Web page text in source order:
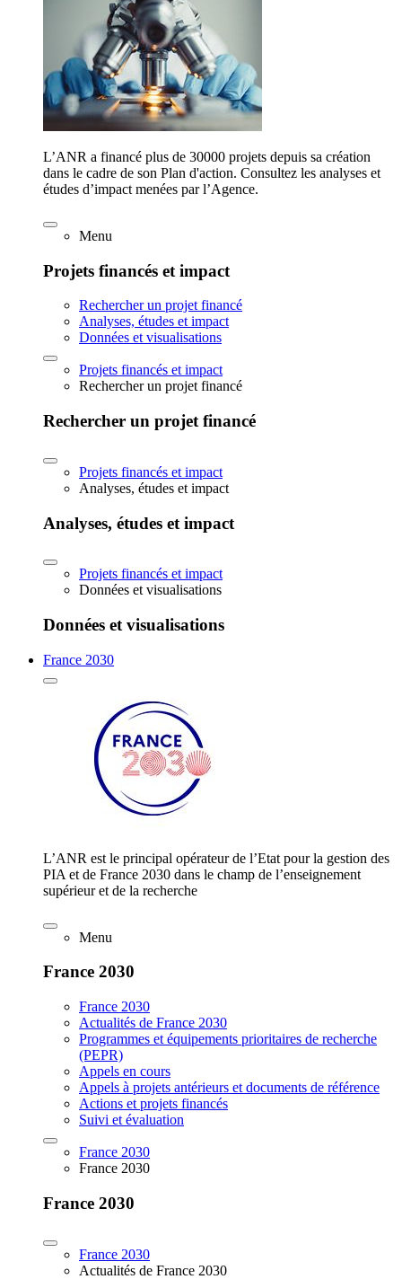
L’ANR a financé plus de 30000 projets depuis sa création
dans le cadre de son Plan d'action. Consultez les analyses et
études d’impact menées par l’Agence.
Menu
Projets financés et impact
Rechercher un projet financé
Analyses, études et impact
Données et visualisations
Projets financés et impact
Rechercher un projet financé
Rechercher un projet financé
Projets financés et impact
Analyses, études et impact
Analyses, études et impact
Projets financés et impact
Données et visualisations
Données et visualisations
France 2030
L’ANR est le principal opérateur de l’Etat pour la gestion des
PIA et de France 2030 dans le champ de l’enseignement
supérieur et de la recherche
Menu
France 2030
France 2030
Actualités de France 2030
Programmes et équipements prioritaires de recherche
(PEPR)
Appels en cours
Appels à projets antérieurs et documents de référence
Actions et projets financés
Suivi et évaluation
France 2030
France 2030
France 2030
France 2030
Actualités de France 2030